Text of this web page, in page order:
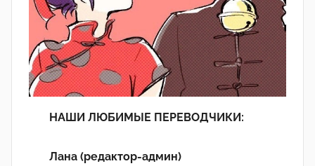
НАШИ ЛЮБИМЫЕ ПЕРЕВОДЧИКИ:
Лана (редактор-админ)